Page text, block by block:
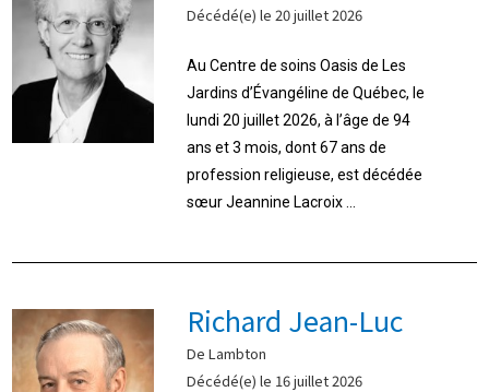
Décédé(e) le 20 juillet 2026
Au Centre de soins Oasis de Les
Jardins d’Évangéline de Québec, le
lundi 20 juillet 2026, à l’âge de 94
ans et 3 mois, dont 67 ans de
profession religieuse, est décédée
sœur Jeannine Lacroix ...
Richard Jean-Luc
De Lambton
Décédé(e) le 16 juillet 2026